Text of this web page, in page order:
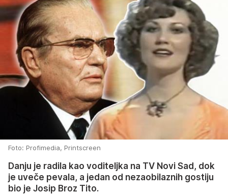
Foto: Profimedia, Printscreen
Danju je radila kao voditeljka na TV Novi Sad, dok
je uveče pevala, a jedan od nezaobilaznih gostiju
bio je Josip Broz Tito.